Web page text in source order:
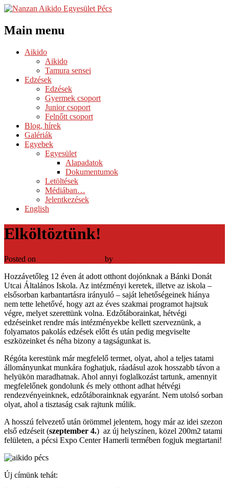
Main menu
Skip
Aikido
Aikido
Tamura sensei
Edzések
Edzések
Gyermek csoport
Junior csoport
Felnőtt csoport
Blog, hírek
Galériák
Egyebek
Egyesület
Alapadatok
Dokumentumok
Letöltések
Médiában…
Jelentkezések
English
Elköltöztünk!
Posted on by
Hozzávetőleg 12 éven át adott otthont dojónknak a Bánki Donát
Utcai Általános Iskola. Az intézményi keretek, illetve az iskola –
elsősorban karbantartásra irányuló – saját lehetőségeinek hiánya
nem tette lehetővé, hogy azt az éves szakmai programot hajtsuk
végre, melyet szerettünk volna. Edzőtáborainkat, hétvégi
edzéseinket rendre más intézményekbe kellett szerveznünk, a
folyamatos pakolás edzések előtt és után pedig megviselte
eszközeinket és néha bizony a tagságunkat is.
Régóta kerestünk már megfelelő termet, olyat, ahol a teljes tatami
állományunkat munkára foghatjuk, ráadásul azok hosszabb távon a
helyükön maradhatnak. Ahol annyi foglalkozást tartunk, amennyit
megfelelőnek gondolunk és mely otthont adhat hétvégi
rendezvényeinknek, edzőtáborainknak egyaránt. Nem utolsó sorban
olyat, ahol a tisztaság csak rajtunk múlik.
A hosszú felvezető után örömmel jelentem, hogy már az idei szezon
első edzéseit (szeptember 4.) az új helyszínen, közel 200m2 tatami
felületen, a pécsi Expo Center Hamerli termében fogjuk megtartani!
Új címünk tehát: